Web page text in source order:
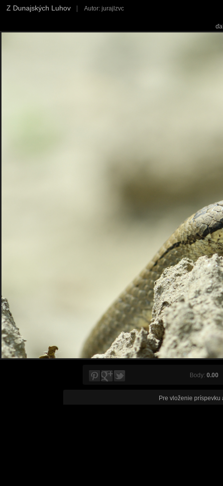
Z Dunajských Luhov | Autor: jurajlzvc
Body: 0.00
Pre vloženie